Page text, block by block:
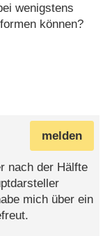
wenigstens
können?
melden
nach der Hälfte
mich über ein